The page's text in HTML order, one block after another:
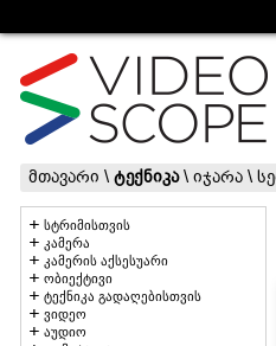
მთავარი \ ტექნიკა\ იჯარა \
სტრიმისთვის
კამერა
კამერის აქსესუარი
ობიექტივი
ტექნიკა გადაღებისთვის
ვიდეო
აუდიო